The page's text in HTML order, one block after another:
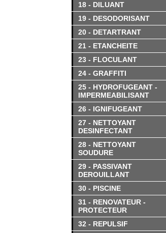
18 - DILUANT
19 - DESODORISANT
20 - DETARTRANT
21 - ETANCHEITE
23 - FLOCULANT
24 - GRAFFITI
25 - HYDROFUGEANT -
IMPERMEABILISANT
26 - IGNIFUGEANT
27 - NETTOYANT
DESINFECTANT
28 - NETTOYANT
SOUDURE
29 - PASSIVANT
DEROUILLANT
30 - PISCINE
31 - RENOVATEUR -
PROTECTEUR
32 - REPULSIF